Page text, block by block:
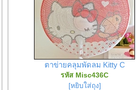
ตาข่ายคลุมพัดลม Kitty C
รหัส Misc436C
[หยิบใส่ถุง]